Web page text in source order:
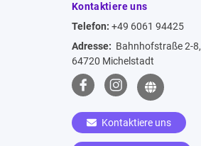
Kontaktiere uns
Telefon: +49 6061 94425
Adresse: Bahnhofstraße 2-8,
64720 Michelstadt
Kontaktiere uns